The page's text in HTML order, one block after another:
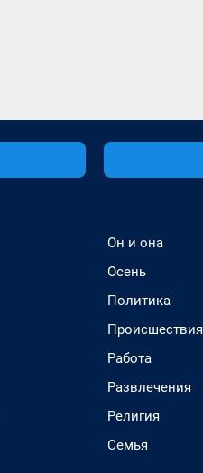
Он и она
Осень
Политика
Происшествия
Работа
Развлечения
Религия
Семья